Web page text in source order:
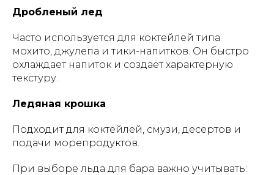
Дробленый лед
Часто используется для коктейлей типа
мохито, джулепа и тики-напитков. Он быстро
охлаждает напиток и создаёт характерную
текстуру.
Ледяная крошка
Подходит для коктейлей, смузи, десертов и
подачи морепродуктов.
При выборе льда для бара важно учитывать: